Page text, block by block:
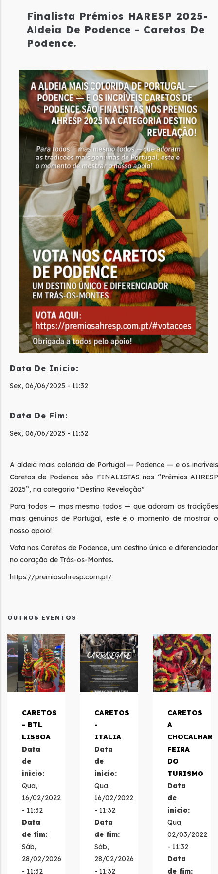
Finalista Prémios HARESP 2025-
Aldeia De Podence - Caretos De
Podence.
Data De Inicio:
Sex, 06/06/2025 - 11:32
Data De Fim:
Sex, 06/06/2025 - 11:32
A aldeia mais colorida de Portugal — Podence — e os incríveis
Caretos de Podence são FINALISTAS nos “Prémios AHRESP
2025”, na categoria "Destino Revelação"
Para todos — mas mesmo todos — que adoram as tradições
mais genuínas de Portugal, este é o momento de mostrar o
nosso apoio!
Vota nos Caretos de Podence, um destino único e diferenciador
no coração de Trás-os-Montes.
https://premiosahresp.com.pt/
OUTROS EVENTOS
CARETOS
- BTL
LISBOA
Data
de
inicio:
Qua,
16/02/2022
- 11:32
Data
de fim:
Sáb,
28/02/2026
- 11:32
CARETOS
-
ITALIA
Data
de
inicio:
Qua,
16/02/2022
- 11:32
Data
de fim:
Sáb,
28/02/2026
- 11:32
CARETOS
A
CHOCALHAR
FEIRA
DO
TURISMO
Data
de
inicio:
Qua,
02/03/2022
- 11:32
Data
de fim: